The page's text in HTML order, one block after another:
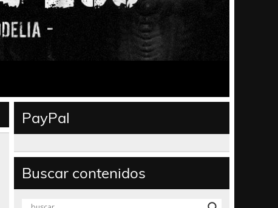
PayPal
Buscar contenidos